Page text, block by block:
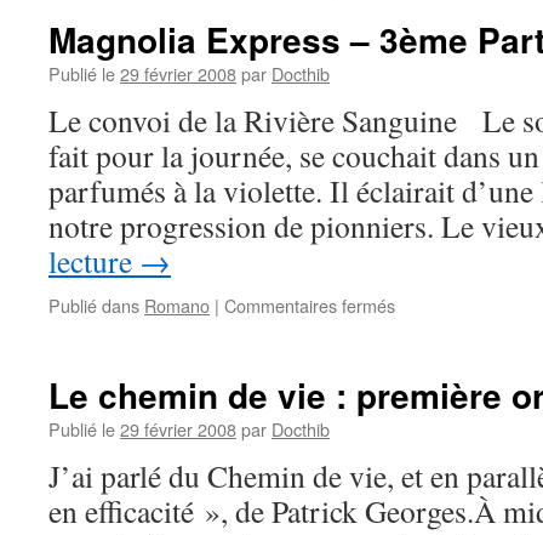
Magnolia Express – 3ème
Publié le29 février 2008par Docthib
Le convoi de la Rivière Sanguine Le
fait pour la journée, se couchait dans
parfumés à la violette. Il éclairait
notre progression de pionniers. Le
lecture →
Publié dans Romano | Commentaires ferméssur
3ème
#4
Le chemin de vie : première
Publié le29 février 2008par Docthib
J’ai parlé du Chemin de vie, et en
en efficacité », de Patrick Georges.À